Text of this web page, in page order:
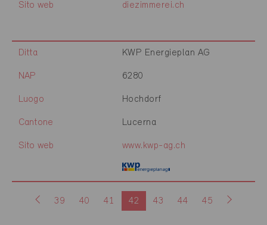
Sito web diezimmerei.ch
Ditta KWP Energieplan AG
NAP 6280
Luogo Hochdorf
Cantone Lucerna
Sito web www.kwp-ag.ch
39 40 41 42 43 44 45